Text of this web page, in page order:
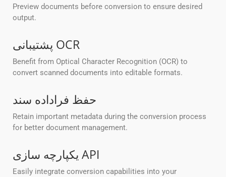
Preview documents before conversion to ensure desired
output.
پشتیبانی OCR
Benefit from Optical Character Recognition (OCR) to
convert scanned documents into editable formats.
حفظ فراداده سند
Retain important metadata during the conversion process
for better document management.
یکپارچه سازی API
Easily integrate conversion capabilities into your